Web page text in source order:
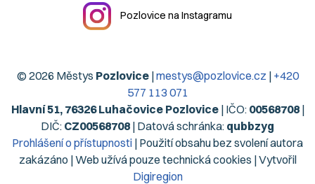
Pozlovice na Instagramu
© 2026 Městys Pozlovice|mestys@pozlovice.cz | +420
577 113 071
Hlavní 51, 76326 Luhačovice Pozlovice| IČO: 00568708|
DIČ: CZ00568708 | Datová schránka: qubbzyg
Prohlášení o přístupnosti | Použití obsahu bez svolení autora
zakázáno | Web užívá pouze technická cookies | Vytvořil
Digiregion